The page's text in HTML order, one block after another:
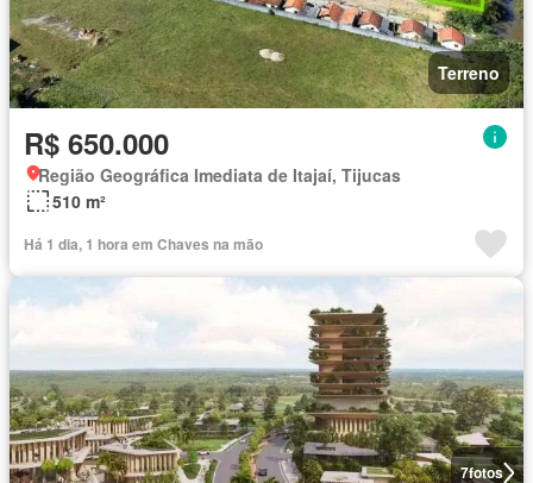
Terreno
R$ 650.000
Região Geográfica Imediata de Itajaí, Tijucas
510 m²
Há 1 dia, 1 hora em Chaves na mão
7fotos